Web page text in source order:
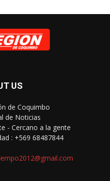
US
de Coquimbo
de Noticias
- Cercano a la gente
: +569 68487844